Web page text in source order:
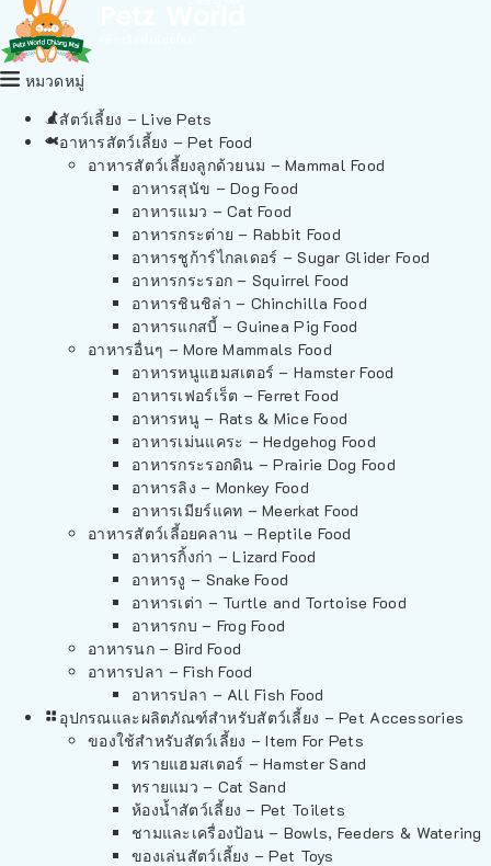
หมวดหมู่
สัตว์เลี้ยง – Live Pets
อาหารสัตว์เลี้ยง – Pet Food
อาหารสัตว์เลี้ยงลูกด้วยนม – Mammal Food
อาหารสุนัข – Dog Food
อาหารแมว – Cat Food
อาหารกระต่าย – Rabbit Food
อาหารชูก้าร์ไกลเดอร์ – Sugar Glider Food
อาหารกระรอก – Squirrel Food
อาหารชินชิล่า – Chinchilla Food
อาหารแกสบี้ – Guinea Pig Food
อาหารอื่นๆ – More Mammals Food
อาหารหนูแฮมสเตอร์ – Hamster Food
อาหารเฟอร์เร็ต – Ferret Food
อาหารหนู – Rats & Mice Food
อาหารเม่นแคระ – Hedgehog Food
อาหารกระรอกดิน – Prairie Dog Food
อาหารลิง – Monkey Food
อาหารเมียร์แคท – Meerkat Food
อาหารสัตว์เลี้อยคลาน – Reptile Food
อาหารกิ้งก่า – Lizard Food
อาหารงู – Snake Food
อาหารเต่า – Turtle and Tortoise Food
อาหารกบ – Frog Food
อาหารนก – Bird Food
อาหารปลา – Fish Food
อาหารปลา – All Fish Food
อุปกรณและผลิตภัณฑ์สำหรับสัตว์เลี้ยง – Pet Accessories
ของใช้สำหรับสัตว์เลี้ยง – Item For Pets
ทรายแฮมสเตอร์ – Hamster Sand
ทรายแมว – Cat Sand
ห้องน้ำสัตว์เลี้ยง – Pet Toilets
ชามและเครื่องป้อน – Bowls, Feeders & Watering
ของเล่นสัตว์เลี้ยง – Pet Toys